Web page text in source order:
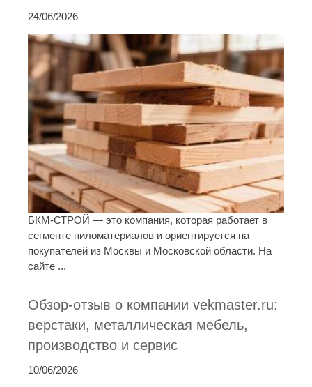
24/06/2026
БКМ-СТРОЙ — это компания, которая работает в
сегменте пиломатериалов и ориентируется на
покупателей из Москвы и Московской области. На
сайте ...
Обзор-отзыв о компании vekmaster.ru:
верстаки, металлическая мебель,
производство и сервис
10/06/2026